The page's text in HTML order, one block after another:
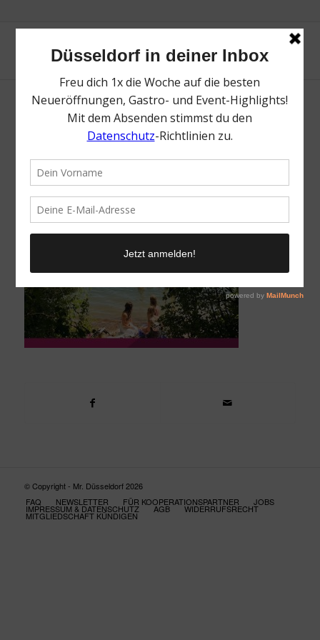
Community Einsendung: Mia Scheid
9. September 2025 /
© Copyright - Mr. Düsseldorf 2026
FAQ
NEWSLETTER FÜR KOOPERATIONSPARTNER JOBS
IMPRESSUM & DATENSCHUTZ AGB WIDERRUFSRECHT
MITGLIEDSCHAFT KÜNDIGEN